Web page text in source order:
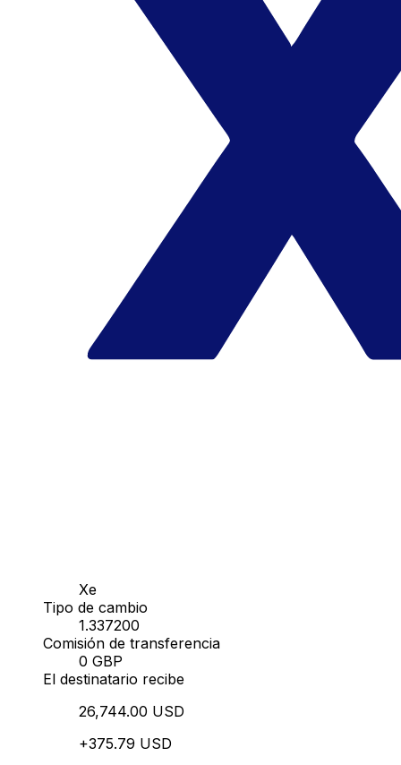
Xe
Tipo de cambio
1.337200
Comisión de transferencia
0 GBP
El destinatario recibe
26,744.00 USD
+375.79 USD